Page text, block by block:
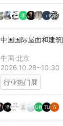
中国国际屋面和建
中国·北京
2026.10.28~10.30
行业热门展